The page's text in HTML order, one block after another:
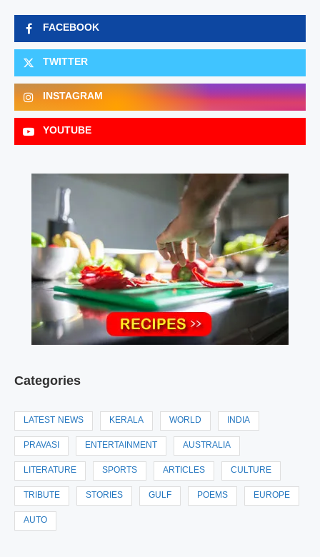
FACEBOOK
TWITTER
INSTAGRAM
YOUTUBE
Categories
LATEST NEWS KERALA WORLD INDIA
PRAVASI ENTERTAINMENT AUSTRALIA
LITERATURE SPORTS ARTICLES CULTURE
TRIBUTE STORIES GULF POEMS EUROPE
AUTO